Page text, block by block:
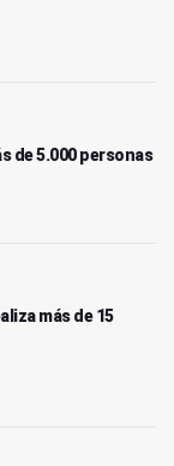
de 5.000 personas
más de 15